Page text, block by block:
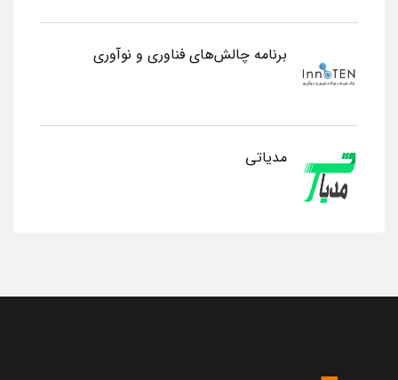
برنامه چالش‌های فناوری و نوآوری
مدیاتی